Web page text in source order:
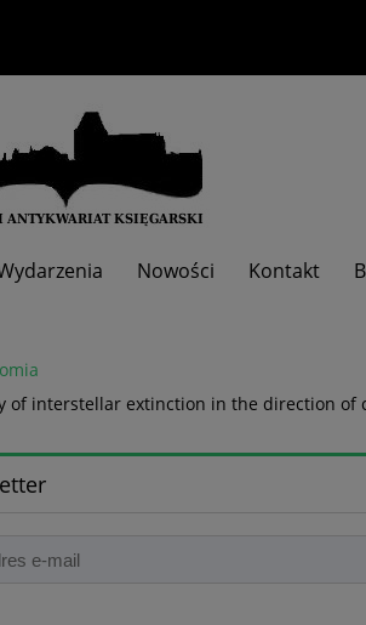
Nowości Kontakt
of interstellar extinction in the direction